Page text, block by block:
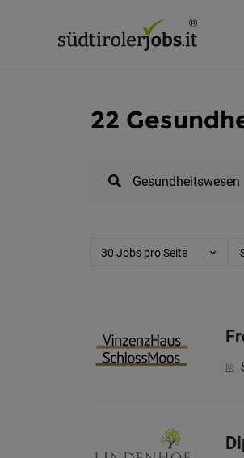
22
30 Jobs pro Seite